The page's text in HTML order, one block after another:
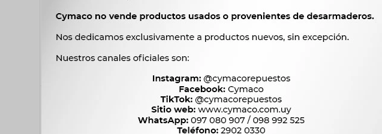
LLAVE BOTON TABLERO VICTORY
LLAVE BALIZAS VICTORY -
1.202
KIT DE DISTRIBUCION DFM DFSK KIT
DISTRIBUCION DK12 -
$4.267